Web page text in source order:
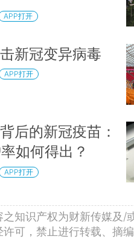
APP打开
新冠变异病毒
APP打开
后的新冠疫苗：
如何得出？
APP打开
知识产权为财新传媒及/
许可，禁止进行转载、摘